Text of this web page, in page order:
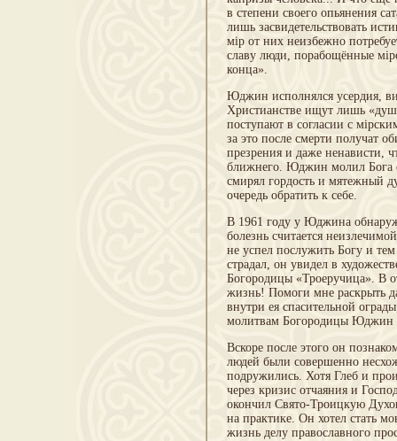
в степени своего опьянения
лишь засвидетельствовать
мір от них неизбежно
славу люди, порабощённые
конца».
Юджин исполнялся усердия,
Христианстве ищут лишь
поступают в согласии с
за это после смерти получат
презрения и даже ненависти,
ближнего. Юджин молил Бога
смирял гордость и мятежный
очередь обратить к себе.
В 1961 году у Юджина
болезнь считается
не успел послужить Богу и
страдал, он увидел в
Богородицы «Троеручица». В
жизнь! Помоги мне раскрыть
внутри ея спасительной
молитвам Богородицы Юджин
Вскоре после этого он
людей были совершенно
подружились. Хотя Глеб и
через кризис отчаяния и
окончил Свято-Троицкую
на практике. Он хотел стать
жизнь делу православного